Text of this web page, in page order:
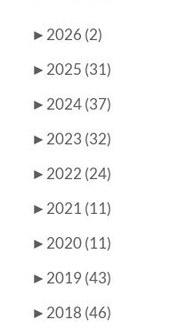
► 2026 (2)
► 2025 (31)
► 2024 (37)
► 2023 (32)
► 2022 (24)
► 2021 (11)
► 2020 (11)
► 2019 (43)
► 2018 (46)